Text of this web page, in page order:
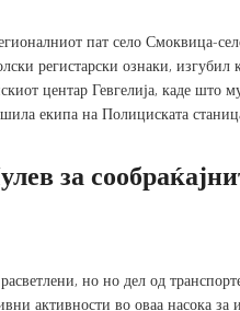
пат село Смоквица-
регистарски ознаки,
центар Гевгелија, каде што
екипа на Полициската
за
но но дел од
активности во оваа насока